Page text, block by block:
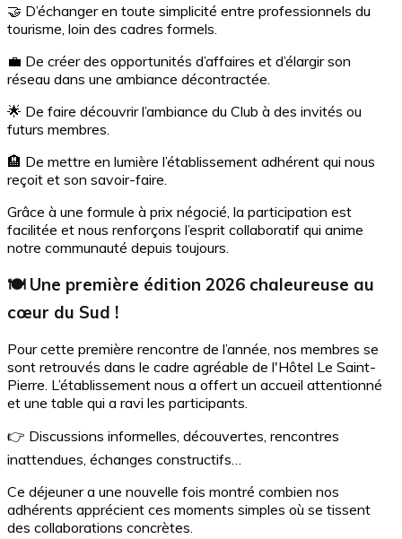
🤝 D’échanger en toute simplicité entre professionnels du
tourisme, loin des cadres formels.
💼 De créer des opportunités d’affaires et d’élargir son
réseau dans une ambiance décontractée.
🌟 De faire découvrir l’ambiance du Club à des invités ou
futurs membres.
🏨 De mettre en lumière l’établissement adhérent qui nous
reçoit et son savoir-faire.
Grâce à une formule à prix négocié, la participation est
facilitée et nous renforçons l’esprit collaboratif qui anime
notre communauté depuis toujours.
🍽️ Une première édition 2026 chaleureuse au
cœur du Sud !
Pour cette première rencontre de l’année, nos membres se
sont retrouvés dans le cadre agréable de l'Hôtel Le Saint-
Pierre. L’établissement nous a offert un accueil attentionné
et une table qui a ravi les participants.
👉 Discussions informelles, découvertes, rencontres
inattendues, échanges constructifs…
Ce déjeuner a une nouvelle fois montré combien nos
adhérents apprécient ces moments simples où se tissent
des collaborations concrètes.